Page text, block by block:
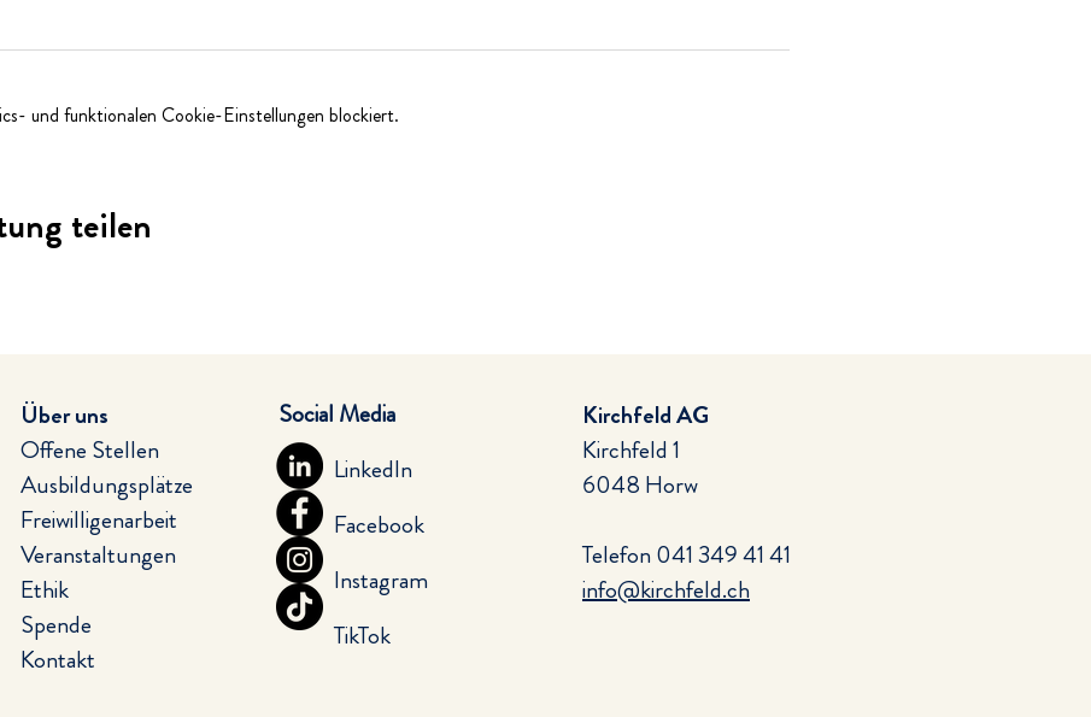
und funktionalen Cookie-Einstellungen blockiert.
teilen
Über uns
Offene Stellen
Ausbildungsplätze
Freiwilligenarbeit
Veranstaltungen
Ethik
Spende
Kontakt
LinkedIn
Facebook
Instagram
TikTok
Social Media
Kirchfeld AG
Kirchfeld 1
6048 Horw
Telefon041 349 41 41
info@kirchfeld.ch